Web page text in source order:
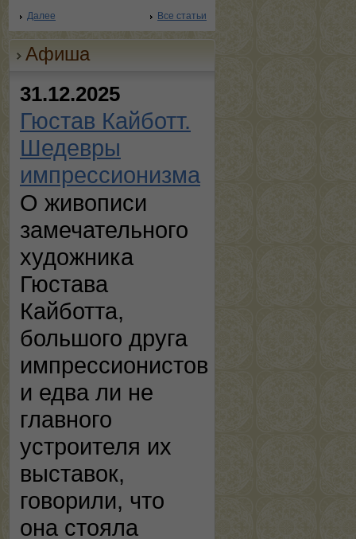
Далее Все статьи
Афиша
31.12.2025
Гюстав Кайботт.
Шедевры
импрессионизма
О живописи
замечательного
художника
Гюстава
Кайботта,
большого друга
импрессионистов
и едва ли не
главного
устроителя их
выставок,
говорили, что
она стояла